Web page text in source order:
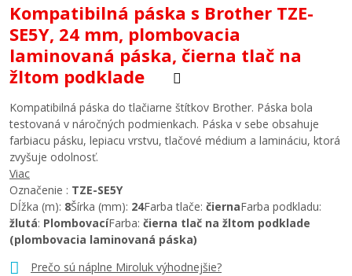
Kompatibilná páska s Brother TZE-
SE5Y, 24 mm, plombovacia
laminovaná páska, čierna tlač na
žltom podklade
Prečo sú náplne Miroluk výhodnejšie?
Kompatibilná páska do tlačiarne štítkov Brother. Páska bola
testovaná v náročných podmienkach. Páska v sebe obsahuje
farbiacu pásku, lepiacu vrstvu, tlačové médium a lamináciu, ktorá
zvyšuje odolnosť.
Viac
Označenie : TZE-SE5Y
Dĺžka (m): 8Šírka (mm): 24Farba tlače: čiernaFarba podkladu:
žlutá: PlombovacíFarba: čierna tlač na žltom podklade
(plombovacia laminovaná páska)